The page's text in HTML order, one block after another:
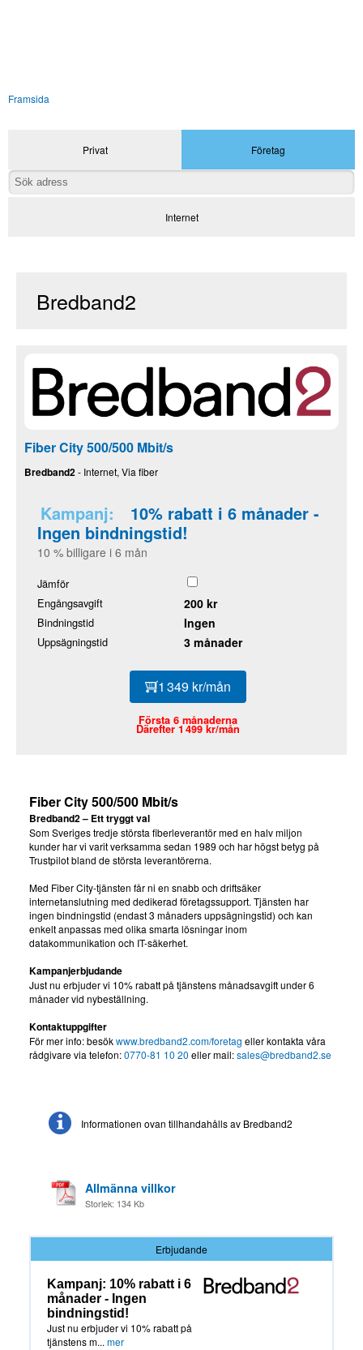
Framsida
Privat Företag
Internet
Bredband2
Fiber City 500/500 Mbit/s
Bredband2- Internet, Via fiber
Kampanj:
10% rabatt i 6 månader -
Ingen bindningstid!
10 % billigare i 6 mån
Jämför
Engångsavgift
200 kr
Bindningstid Ingen
Uppsägningstid 3 månader
1 349 kr/mån
Första 6 månaderna
Därefter 1 499 kr/mån
Fiber City 500/500 Mbit/s
Bredband2 – Ett tryggt val
Som Sveriges tredje största fiberleverantör med en halv miljon
kunder har vi varit verksamma sedan 1989 och har högst betyg på
Trustpilot bland de största leverantörerna.
Med Fiber City-tjänsten får ni en snabb och driftsäker
internetanslutning med dedikerad företagssupport. Tjänsten har
ingen bindningstid (endast 3 månaders uppsägningstid) och kan
enkelt anpassas med olika smarta lösningar inom
datakommunikation och IT-säkerhet.
Kampanjerbjudande
Just nu erbjuder vi 10% rabatt på tjänstens månadsavgift under 6
månader vid nybeställning.
Kontaktuppgifter
För mer info: besökwww.bredband2.com/foretag eller kontakta våra
rådgivare via telefon:0770-81 10 20 eller mail:sales@bredband2.se
Informationen ovan tillhandahålls av Bredband2
Allmänna villkor
Storlek: 134 Kb
Erbjudande
Kampanj: 10% rabatt i 6
månader - Ingen
bindningstid!
Just nu erbjuder vi 10% rabatt på
tjänstens m... mer